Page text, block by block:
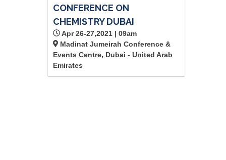
CONFERENCE ON
CHEMISTRY DUBAI
Apr 26-27,2021 | 09am
Madinat Jumeirah Conference &
Events Centre, Dubai - United Arab
Emirates